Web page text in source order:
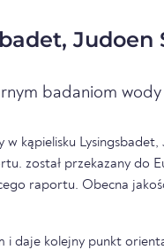
Judoen
badaniom wody
w kąpielisku
został przekazany do
raportu. Obecna
i daje kolejny punkt